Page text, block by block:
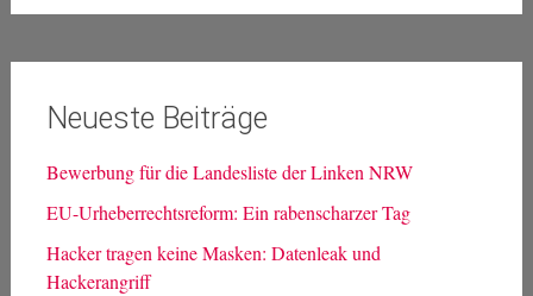
Neueste Beiträge
Bewerbung für die Landesliste der Linken NRW
EU-Urheberrechtsreform: Ein rabenscharzer Tag
Hacker tragen keine Masken: Datenleak und
Hackerangriff